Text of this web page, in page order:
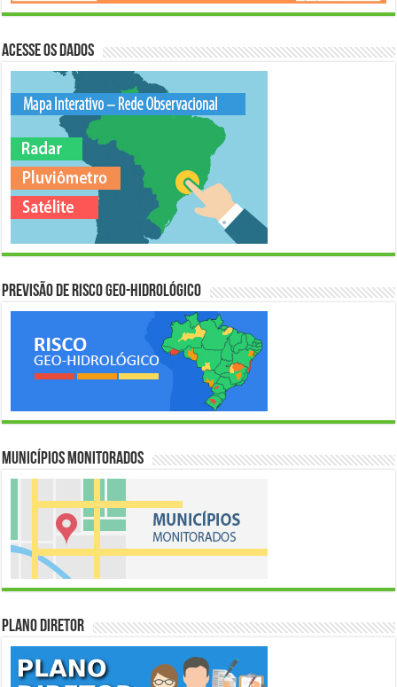
Acesse os Dados
Previsão de Risco Geo-Hidrológico
Municípios Monitorados
Plano Diretor